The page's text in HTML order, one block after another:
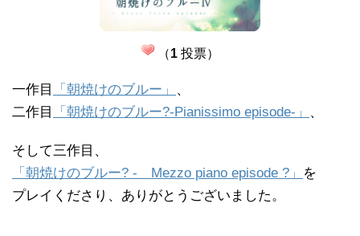
（1投票）
一作目 「朝焼けのブルー」
、
二作目
「朝焼けのブルー?-Pianissimo episode-」 、
そして三作目、
「朝焼けのブルー? - Mezzo piano episode ?」
を
プレイくださり、ありがとうございました。